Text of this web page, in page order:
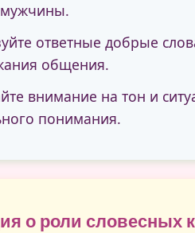
мужчины.
ответные добрые
общения.
внимание на тон и
понимания.
о роли словесных